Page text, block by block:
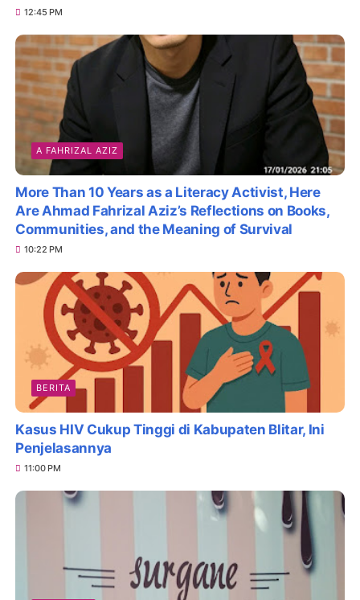
12:45 PM
A FAHRIZAL AZIZ
More Than 10 Years as a Literacy Activist, Here
Are Ahmad Fahrizal Aziz’s Reflections on Books,
Communities, and the Meaning of Survival
10:22 PM
BERITA
Kasus HIV Cukup Tinggi di Kabupaten Blitar, Ini
Penjelasannya
11:00 PM